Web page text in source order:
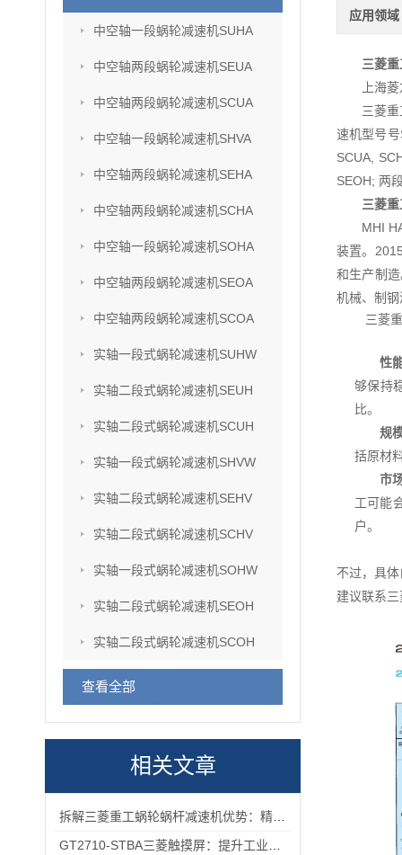
中空轴一段蜗轮减速机SUHA
中空轴两段蜗轮减速机SEUA
中空轴两段蜗轮减速机SCUA
中空轴一段蜗轮减速机SHVA
中空轴两段蜗轮减速机SEHA
中空轴两段蜗轮减速机SCHA
中空轴一段蜗轮减速机SOHA
中空轴两段蜗轮减速机SEOA
中空轴两段蜗轮减速机SCOA
实轴一段式蜗轮减速机SUHW
实轴二段式蜗轮减速机SEUH
实轴二段式蜗轮减速机SCUH
实轴一段式蜗轮减速机SHVW
实轴二段式蜗轮减速机SEHV
实轴二段式蜗轮减速机SCHV
实轴一段式蜗轮减速机SOHW
实轴二段式蜗轮减速机SEOH
实轴二段式蜗轮减速机SCOH
查看全部
相关文章
应用领域
三菱
上海
三菱
速机型号
SCUA,
SEOH; 两
三菱
MHI
装置。
和生产制
机械、制
三菱
性
够保持
比。
规
括原材
市
工可能
户。
不过，具
建议联系